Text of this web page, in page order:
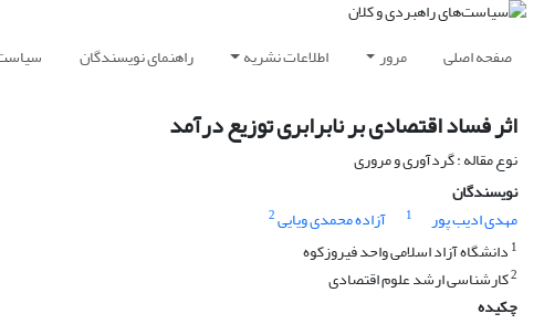
صفحه اصلی مرور اطلاعات نشریه راهنمای نویسندگان
اثر فساد اقتصادی بر نابرابری توزیع درآمد
نوع مقاله : گردآوری و مروری
نویسندگان
مهدی ادیب پور
1 آزاده محمدی ویایی2
1 دانشگاه آزاد اسلامی واحد فیروزکوه
2کارشناسی ارشد علوم اقتصادی
چکیده